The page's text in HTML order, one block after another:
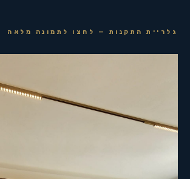
גלריית התקנות — לחצו לתמונה מלאה